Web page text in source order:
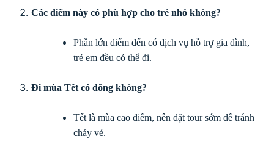
Các điểm này có phù hợp cho trẻ nhỏ không?
Phần lớn điểm đến có dịch vụ hỗ trợ gia đình,
trẻ em đều có thể đi.
Đi mùa Tết có đông không?
Tết là mùa cao điểm, nên đặt tour sớm để tránh
cháy vé.